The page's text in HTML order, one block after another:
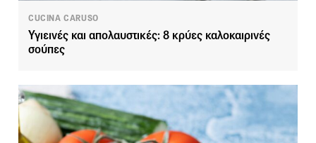
CUCINA CARUSO
Υγιεινές και απολαυστικές: 8 κρύες καλοκαιρινές
σούπες